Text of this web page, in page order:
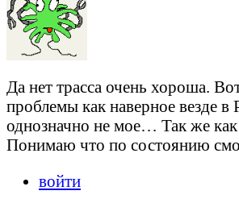
Да нет трасса очень хороша.
проблемы как наверное везде
однозначно не мое… Так же как
Понимаю что по состоянию
войти